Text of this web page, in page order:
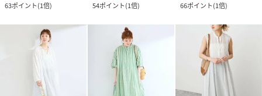
63ポイント(1倍)
54ポイント(1倍)
66ポイント(1倍)